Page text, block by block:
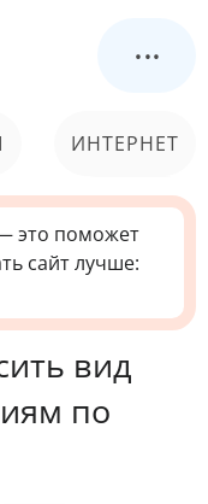
...
ИНТЕРНЕТ
СИСТЕМА
это поможет
сайт лучше:
вид
по